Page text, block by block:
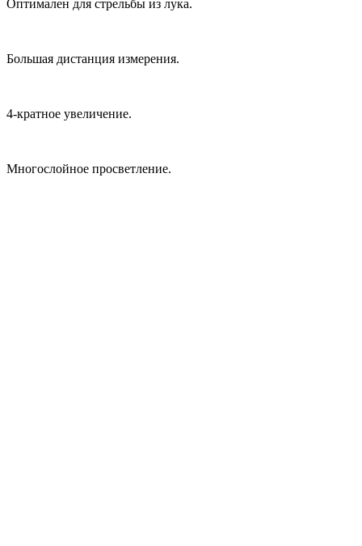
Оптимален для стрельбы из лука.
Большая дистанция измерения.
4-кратное увеличение.
Многослойное просветление.